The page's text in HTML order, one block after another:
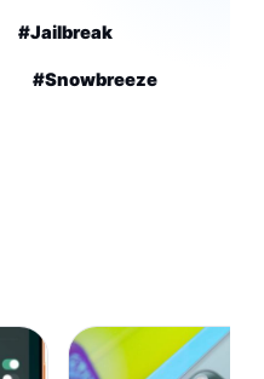
#Jailbreak
#Snowbreeze